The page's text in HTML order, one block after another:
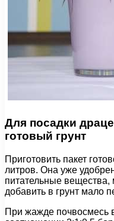
Для посадки
готовый грунт
Приготовить пакет
литров. Она уже
питательные
добавить в грунт мало
При жажде почвосмесь